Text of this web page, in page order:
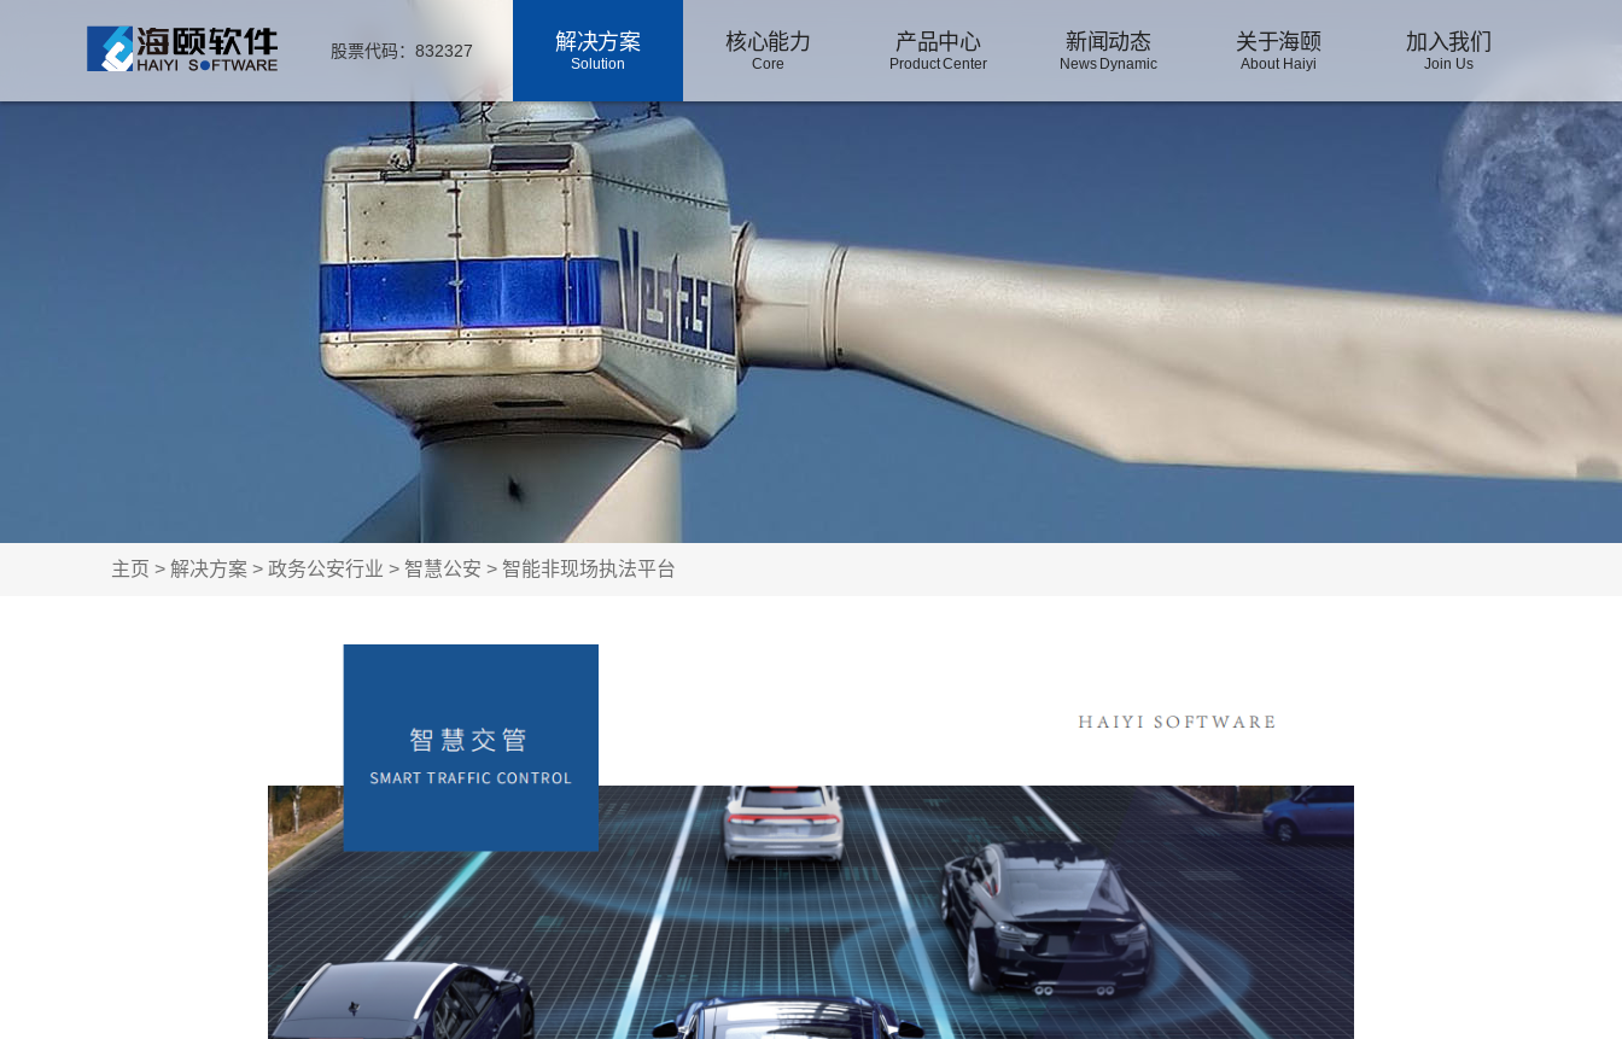
股票代码：832327 解决方案
Solution
核心能力
Core
产品中心
Product Center
新闻动态
News Dynamic
关于海颐
About Haiyi
加入我们
Join Us
主页 > 解决方案 > 政务公安行业 > 智慧公安 > 智能非现场执法平台